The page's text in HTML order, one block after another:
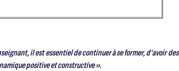
il est essentiel de continuer à se former, d’avoir des
positive et constructive ».